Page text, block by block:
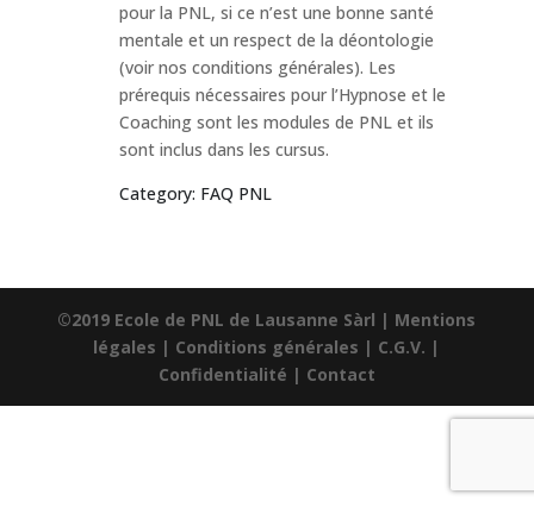
pour la PNL, si ce n’est une bonne santé
mentale et un respect de la déontologie
(voir nos conditions générales). Les
prérequis nécessaires pour l’Hypnose et le
Coaching sont les modules de PNL et ils
sont inclus dans les cursus.
Category: FAQ PNL
©2019 Ecole de PNL de Lausanne Sàrl | Mentions
légales | Conditions générales | C.G.V. |
Confidentialité | Contact